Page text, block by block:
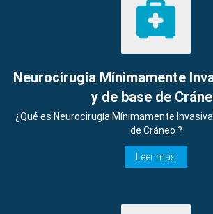
Neurocirugía Mínimamente
y de base de
¿Qué es Neurocirugía Mínimamente
de Cráneo ?
Leer más